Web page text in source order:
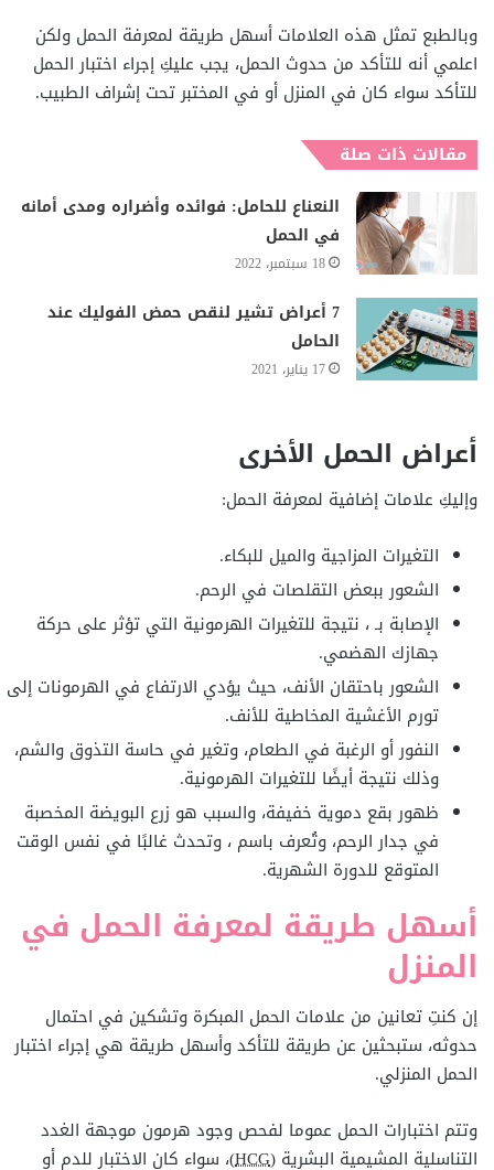
وبالطبع تمثل هذه العلامات أسهل طريقة لمعرفة الحمل ولكن
اعلمي أنه للتأكد من حدوث الحمل، يجب عليكِ إجراء اختبار الحمل
للتأكد سواء كان في المنزل أو في المختبر تحت إشراف الطبيب.
مقالات ذات صلة
النعناع للحامل: فوائده وأضراره ومدى أمانه
في الحمل
18 سبتمبر، 2022
7 أعراض تشير لنقص حمض الفوليك عند
الحامل
17 يناير، 2021
أعراض الحمل الأخرى
وإليكِ علامات إضافية لمعرفة الحمل:
التغيرات المزاجية والميل للبكاء.
الشعور ببعض التقلصات في الرحم.
الإصابة بـ ، نتيجة للتغيرات الهرمونية التي تؤثر على حركة
جهازك الهضمي.
الشعور باحتقان الأنف، حيث يؤدي الارتفاع في الهرمونات إلى
تورم الأغشية المخاطية للأنف.
النفور أو الرغبة في الطعام، وتغير في حاسة التذوق والشم،
وذلك نتيجة أيضًا للتغيرات الهرمونية.
ظهور بقع دموية خفيفة، والسبب هو زرع البويضة المخصبة
في جدار الرحم، وتُعرف باسم ، وتحدث غالبًا في نفس الوقت
المتوقع للدورة الشهرية.
أسهل طريقة لمعرفة الحمل في
المنزل
إن كنتِ تعانين من علامات الحمل المبكرة وتشكين في احتمال
حدوثه، ستبحثين عن طريقة للتأكد وأسهل طريقة هي إجراء اختبار
الحمل المنزلي.
وتتم اختبارات الحمل عموما لفحص وجود هرمون موجهة الغدد
التناسلية المشيمية البشرية (HCG)، سواء كان الاختبار للدم أو